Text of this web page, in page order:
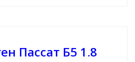
Пассат Б5 1.8